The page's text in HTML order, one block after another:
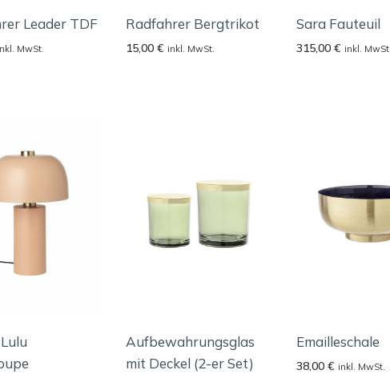
Leader TDF
MwSt.
Radfahrer Bergtrikot
15,00€ inkl. MwSt.
Sara Fauteuil
315,00€ inkl. MwSt.
Aufbewahrungsglas
mit Deckel (2-er Set)
Emailleschale
38,00€ inkl. MwSt.